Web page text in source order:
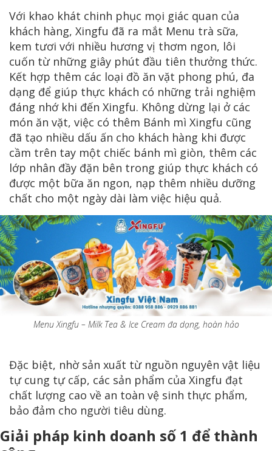
Với khao khát chinh phục mọi giác quan của
khách hàng, Xingfu đã ra mắt Menu trà sữa,
kem tươi với nhiều hương vị thơm ngon, lôi
cuốn từ những giây phút đầu tiên thưởng thức.
Kết hợp thêm các loại đồ ăn vặt phong phú, đa
dạng để giúp thực khách có những trải nghiệm
đáng nhớ khi đến Xingfu. Không dừng lại ở các
món ăn vặt, việc có thêm Bánh mì Xingfu cũng
đã tạo nhiều dấu ấn cho khách hàng khi được
cầm trên tay một chiếc bánh mì giòn, thêm các
lớp nhân đầy đặn bên trong giúp thực khách có
được một bữa ăn ngon, nạp thêm nhiều dưỡng
chất cho một ngày dài làm việc hiệu quả.
Menu Xingfu – Milk Tea & Ice Cream đa dạng, hoàn hảo
Đặc biệt, nhờ sản xuất từ nguồn nguyên vật liệu
tự cung tự cấp, các sản phẩm của Xingfu đạt
chất lượng cao về an toàn vệ sinh thực phẩm,
bảo đảm cho người tiêu dùng.
Giải pháp kinh doanh số 1 để thành